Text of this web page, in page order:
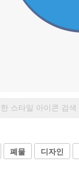
폐물 디자인